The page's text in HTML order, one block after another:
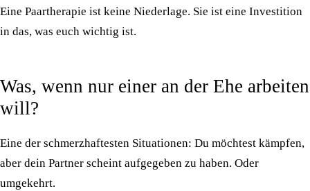
Eine Paartherapie ist keine Niederlage. Sie ist eine Investition
in das, was euch wichtig ist.
Was, wenn nur einer an der Ehe arbeiten
will?
Eine der schmerzhaftesten Situationen: Du möchtest kämpfen,
aber dein Partner scheint aufgegeben zu haben. Oder
umgekehrt.